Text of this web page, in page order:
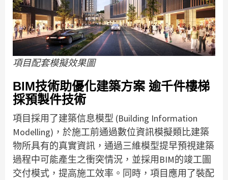
項目配套模擬效果圖
BIM技術助優化建築方案 逾千件樓梯
採預製件技術
項目採用了建築信息模型 (Building Information
Modelling)，於施工前通過數位資訊模擬類比建築
物所具有的真實資訊，通過三維模型提早預視建築
過程中可能產生之衝突情況，並採用BIM的竣工圖
交付模式，提高施工效率。同時，項目應用了裝配